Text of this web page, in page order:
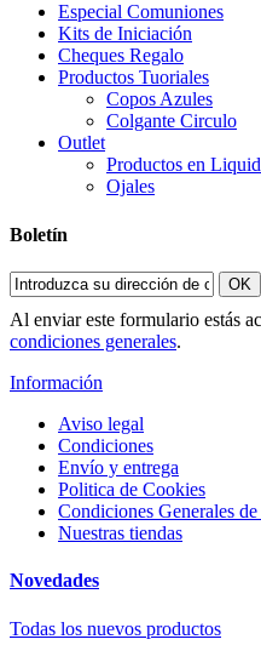
Especial Comuniones
Kits de Iniciación
Cheques Regalo
Productos Tuoriales
Copos Azules
Colgante Circulo
Outlet
Productos en
Ojales
Boletín
OK
Al enviar este formulario estás
condiciones generales.
Información
Aviso legal
Condiciones
Envío y entrega
Politica de Cookies
Condiciones Generales
Nuestras tiendas
Novedades
Todas los nuevos productos